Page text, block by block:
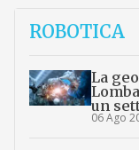
ROBOTICA
La
un
06 Ago